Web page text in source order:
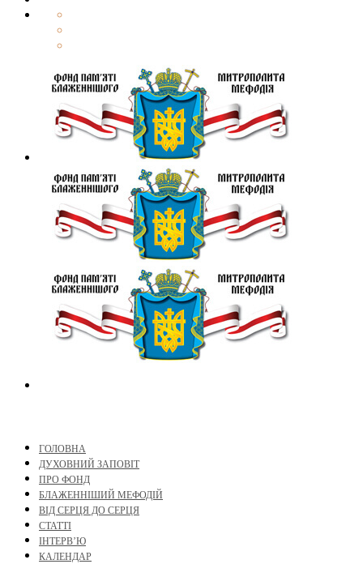
ГОЛОВНА
ДУХОВНИЙ ЗАПОВІТ
ПРО ФОНД
БЛАЖЕННІШИЙ МЕФОДІЙ
ВІД СЕРЦЯ ДО СЕРЦЯ
СТАТТІ
ІНТЕРВ’Ю
КАЛЕНДАР